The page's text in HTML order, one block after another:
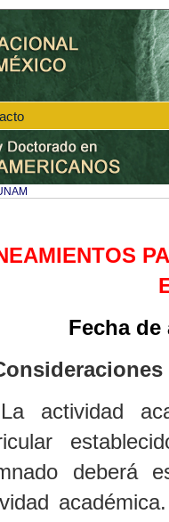
Fecha
actividad
deberá